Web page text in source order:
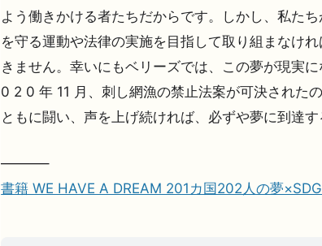
よう働きかける者たちだからです。しかし、私た
を守る運動や法律の実施を目指して取り組まなけ
きません。幸いにもベリーズでは、この夢が現実
0 2 0 年 11 月、刺し網漁の禁止法案が可決された
ともに闘い、声を上げ続ければ、必ずや夢に到達す
———–
書籍 WE HAVE A DREAM 201カ国202人の夢